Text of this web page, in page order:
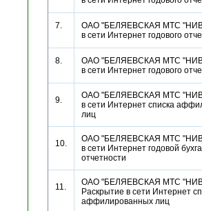
7.
ОАО "БЕЛЯЕВСКАЯ МТС
в сети Интернет годового
8.
ОАО "БЕЛЯЕВСКАЯ МТС
в сети Интернет годового
9.
ОАО "БЕЛЯЕВСКАЯ МТС
в сети Интернет списка
лиц
10.
ОАО "БЕЛЯЕВСКАЯ МТС
в сети Интернет годовой
отчетности
11.
ОАО "БЕЛЯЕВСКАЯ МТС
Раскрытие в сети Интернет
аффилированных лиц